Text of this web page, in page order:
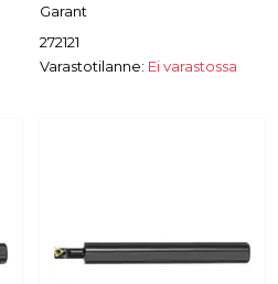
Garant
272121
Varastotilanne: Ei varastossa